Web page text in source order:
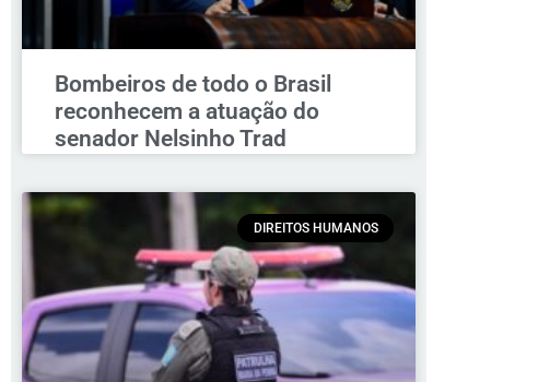
Bombeiros de todo o Brasil
reconhecem a atuação do
senador Nelsinho Trad
DIREITOS HUMANOS